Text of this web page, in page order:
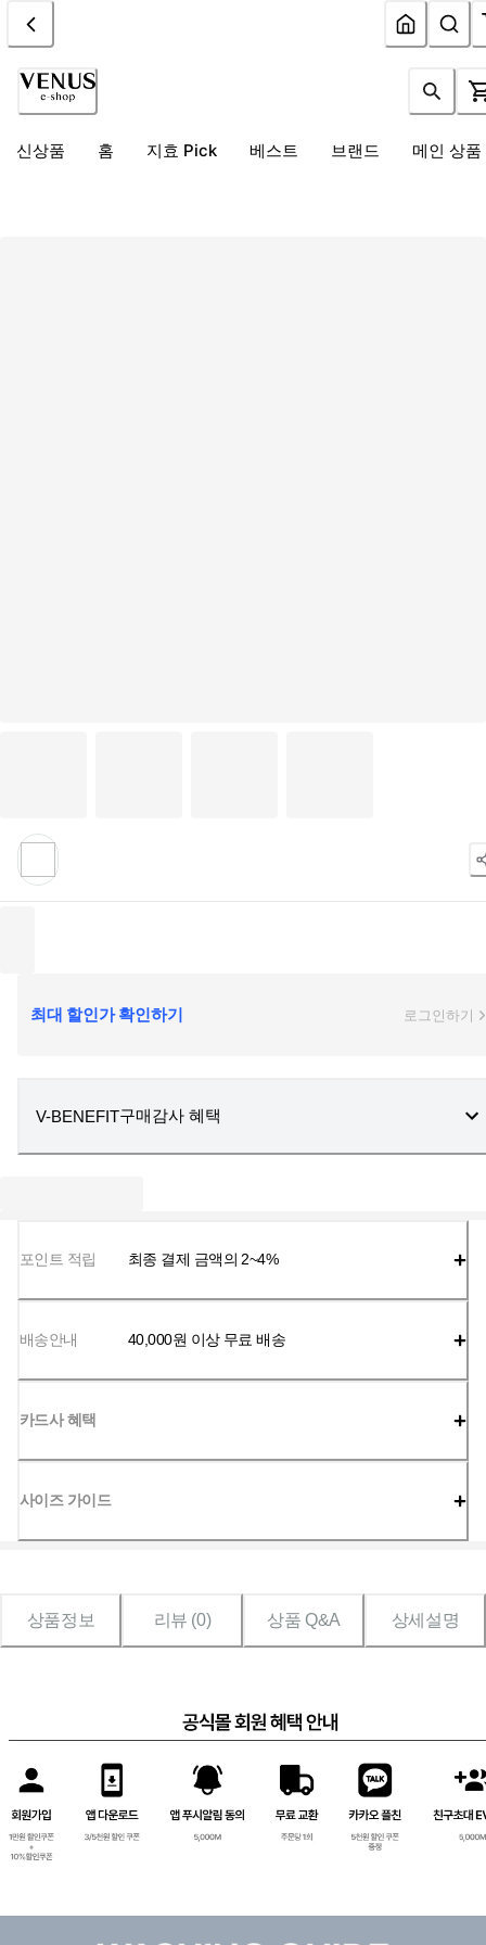
신상품 홈 지효 Pick 베스트 브랜드 메인 상품
최대 할인가 확인하기 로그인하기
V-BENEFIT구매감사 혜택
포인트 적립 최종 결제 금액의 2~4%
배송안내 40,000원 이상 무료 배송
카드사 혜택
사이즈 가이드
상품정보 리뷰 (0) 상품 Q&A 상세설명